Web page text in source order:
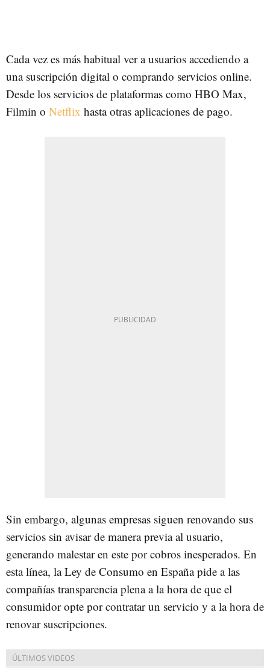
Cada vez es más habitual ver a usuarios accediendo a
una suscripción digital o comprando servicios online.
Desde los servicios de plataformas como HBO Max,
Filmin o Netflix hasta otras aplicaciones de pago.
Sin embargo, algunas empresas siguen renovando sus
servicios sin avisar de manera previa al usuario,
generando malestar en este por cobros inesperados. En
esta línea, la Ley de Consumo en España pide a las
compañías transparencia plena a la hora de que el
consumidor opte por contratar un servicio y a la hora de
renovar suscripciones.